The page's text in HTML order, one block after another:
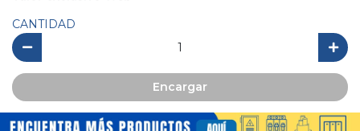
CANTIDAD
Encargar